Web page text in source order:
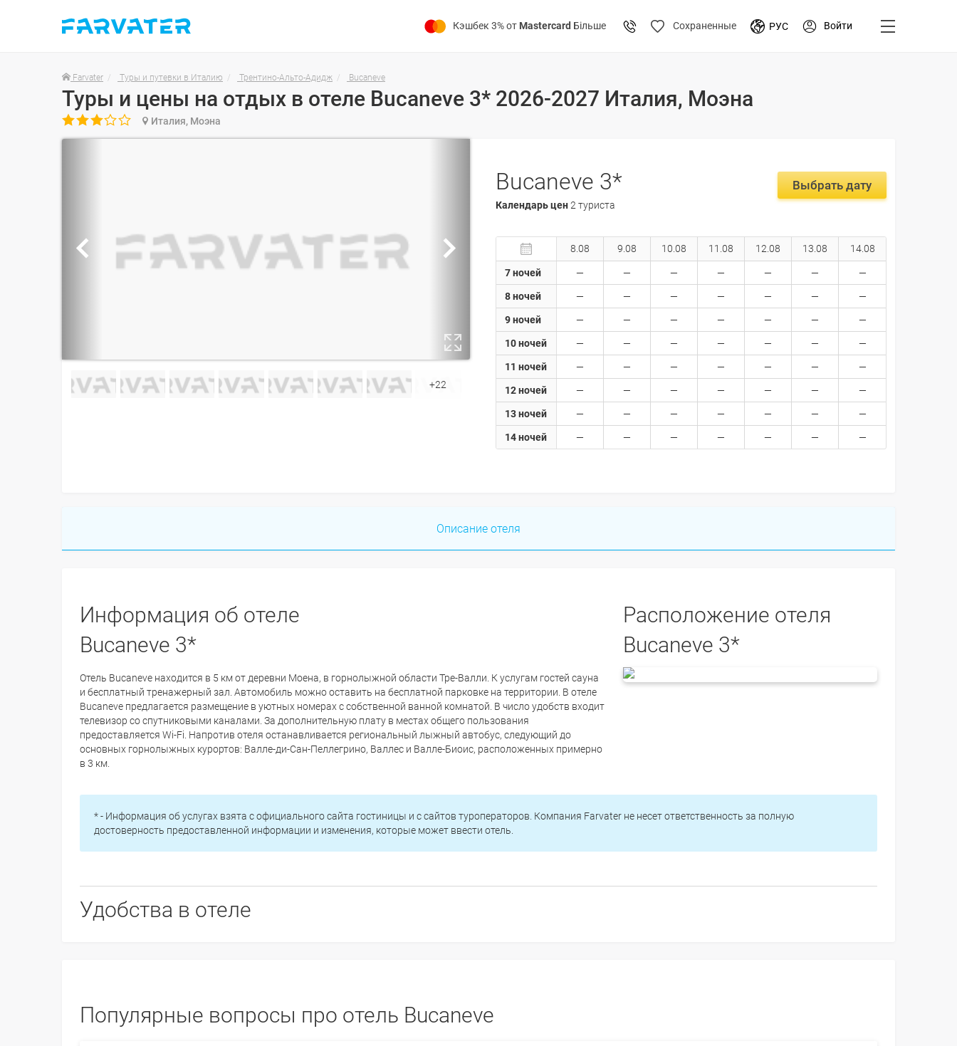
Кэшбек 3% от Mastercard Більше Сохраненные РУС Войти
Farvater Туры и путевки в Италию Трентино-Альто-Адидж Bucaneve
Туры и цены на отдых в отеле Bucaneve 3* 2026-2027 Италия, Моэна
 Италия, Моэна
+22
Bucaneve 3*
Календарь цен2 туриста
Выбрать дату
7 ночей
8 ночей
9 ночей
10 ночей
11 ночей
12 ночей
13 ночей
14 ночей
8.08 9.08 10.08 11.08 12.08 13.08 14.08
Описание отеля
Информация об отеле
Bucaneve 3*
Отель Bucaneve находится в 5 км от деревни Моена, в горнолыжной области Тре-Валли. К услугам гостей сауна
и бесплатный тренажерный зал. Автомобиль можно оставить на бесплатной парковке на территории. В отеле
Bucaneve предлагается размещение в уютных номерах с собственной ванной комнатой. В число удобств входит
телевизор со спутниковыми каналами. За дополнительную плату в местах общего пользования
предоставляется Wi-Fi. Напротив отеля останавливается региональный лыжный автобус, следующий до
основных горнолыжных курортов: Валле-ди-Сан-Пеллегрино, Валлес и Валле-Биоис, расположенных примерно
в 3 км.
Расположение отеля
Bucaneve 3*
* - Информация об услугах взята с официального сайта гостиницы и с сайтов туроператоров. Компания Farvater не несет ответственность за полную
достоверность предоставленной информации и изменения, которые может ввести отель.
Удобства в отеле
Популярные вопросы про отель Bucaneve